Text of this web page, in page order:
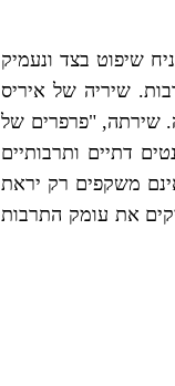
שיפוט בצד ונעמיק
שיריה של איריס
שירתה, "פרפרים של
דתיים ותרבותיים
משקפים רק יראת
את עומק התרבות